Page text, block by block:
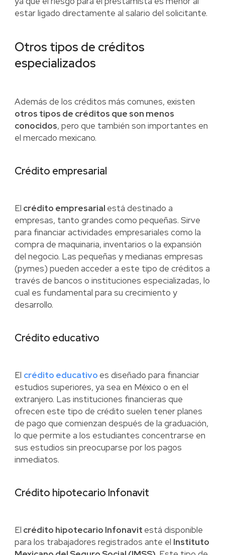
estar ligado directamente al salario del solicitante.
Otros tipos de créditos
especializados
Además de los créditos más comunes, existen
otros tipos de créditos que son menos
conocidos, pero que también son importantes en
el mercado mexicano.
Crédito empresarial
El crédito empresarial está destinado a
empresas, tanto grandes como pequeñas. Sirve
para financiar actividades empresariales como la
compra de maquinaria, inventarios o la expansión
del negocio. Las pequeñas y medianas empresas
(pymes) pueden acceder a este tipo de créditos a
través de bancos o instituciones especializadas, lo
cual es fundamental para su crecimiento y
desarrollo.
Crédito educativo
El crédito educativo es diseñado para financiar
estudios superiores, ya sea en México o en el
extranjero. Las instituciones financieras que
ofrecen este tipo de crédito suelen tener planes
de pago que comienzan después de la graduación,
lo que permite a los estudiantes concentrarse en
sus estudios sin preocuparse por los pagos
inmediatos.
Crédito hipotecario Infonavit
El crédito hipotecario Infonavit está disponible
para los trabajadores registrados ante el Instituto